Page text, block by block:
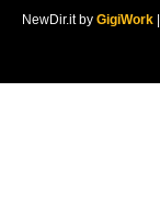
NewDir.it by GigiWork